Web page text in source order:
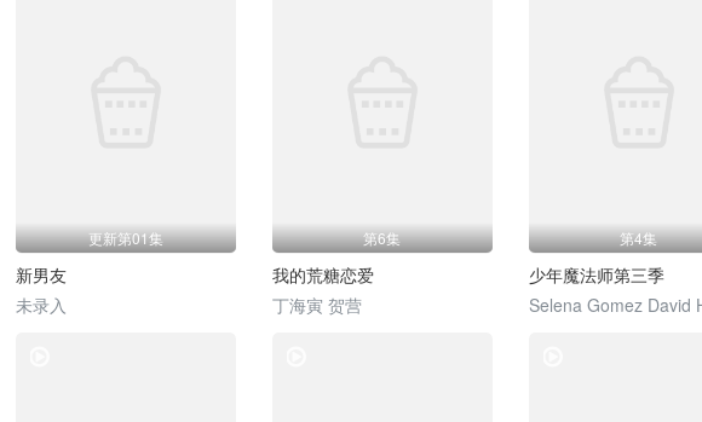
更新第01集
新男友
未录入
第6集
我的荒糖恋爱
丁海寅 贺营
第4集
少年魔法师第三季
Selena Gomez David